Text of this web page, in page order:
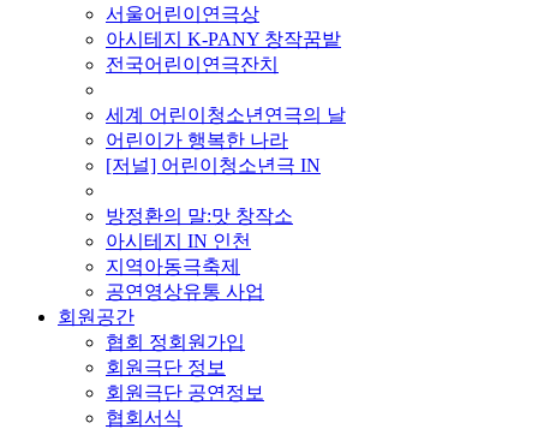
서울어린이연극상
아시테지 K-PANY 창작꿈밭
전국어린이연극잔치
세계 어린이청소년연극의 날
어린이가 행복한 나라
[저널] 어린이청소년극 IN
방정환의 말:맛 창작소
아시테지 IN 인천
지역아동극축제
공연영상유통 사업
회원공간
협회 정회원가입
회원극단 정보
회원극단 공연정보
협회서식